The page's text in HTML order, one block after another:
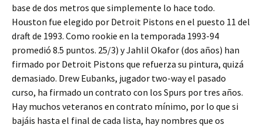
base de dos metros que simplemente lo hace todo.
Houston fue elegido por Detroit Pistons en el puesto 11 del
draft de 1993. Como rookie en la temporada 1993-94
promedió 8.5 puntos. 25/3) y Jahlil Okafor (dos años) han
firmado por Detroit Pistons que refuerza su pintura, quizá
demasiado. Drew Eubanks, jugador two-way el pasado
curso, ha firmado un contrato con los Spurs por tres años.
Hay muchos veteranos en contrato mínimo, por lo que si
bajáis hasta el final de cada lista, hay nombres que os